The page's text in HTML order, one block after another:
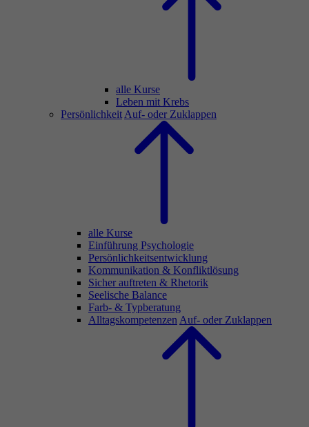
alle Kurse
Leben mit Krebs
Persönlichkeit Auf- oder Zuklappen
alle Kurse
Einführung Psychologie
Persönlichkeitsentwicklung
Kommunikation & Konfliktlösung
Sicher auftreten & Rhetorik
Seelische Balance
Farb- & Typberatung
Alltagskompetenzen Auf- oder Zuklappen